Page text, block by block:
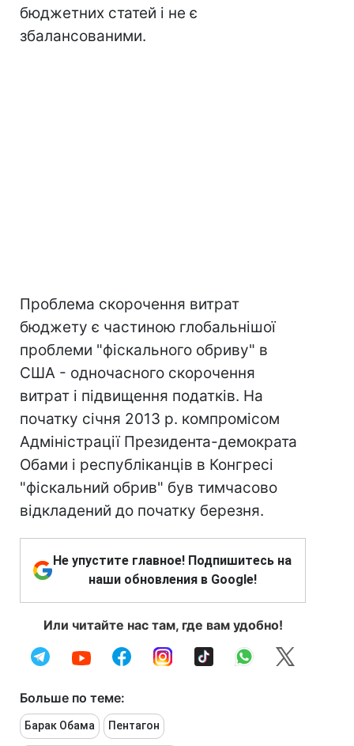
бюджетних статей і не є
збалансованими.
Проблема скорочення витрат
бюджету є частиною глобальнішої
проблеми "фіскального обриву" в
США - одночасного скорочення
витрат і підвищення податків. На
початку січня 2013 р. компромісом
Адміністрації Президента-демократа
Обами і республіканців в Конгресі
"фіскальний обрив" був тимчасово
відкладений до початку березня.
Не упустите главное! Подпишитесь на
наши обновления в Google!
Или читайте нас там, где вам удобно!
Больше по теме:
Барак Обама Пентагон